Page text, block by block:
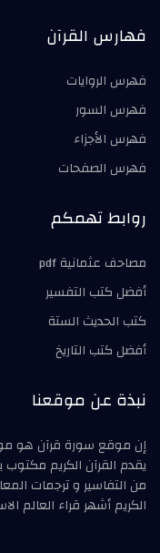
فهارس القرآن
فهرس الروايات
فهرس السور
فهرس الأجزاء
فهرس الصفحات
روابط تهمكم
مصاحف عثمانية pdf
أفضل كتب التفسير
كتب الحديث الستة
أفضل كتب التاريخ
نبذة عن موقعنا
إن موقع سورة قرآن هو
يقدم القرآن الكريم مكتوب
من التفاسير و ترجمات
الكريم أشهر قراء العالم